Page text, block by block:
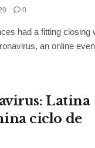
0
had a fitting closing
an online
Latina
ciclo de